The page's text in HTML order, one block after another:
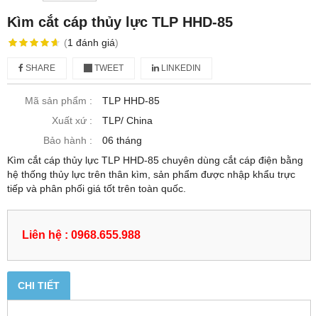
Kìm cắt cáp thủy lực TLP HHD-85
(1 đánh giá)
SHARE TWEET LINKEDIN
Mã sản phẩm :
TLP HHD-85
Xuất xứ :
TLP/ China
Bảo hành :
06 tháng
Kìm cắt cáp thủy lực TLP HHD-85 chuyên dùng cắt cáp điện bằng
hệ thống thủy lực trên thân kìm, sản phẩm được nhập khẩu trực
tiếp và phân phối giá tốt trên toàn quốc.
Liên hệ : 0968.655.988
CHI TIẾT